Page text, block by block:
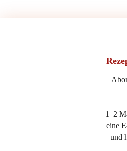
1–2
eine
und
Die verwendete Kondensmilch,
die gezuckerte (Milchmädchen)?